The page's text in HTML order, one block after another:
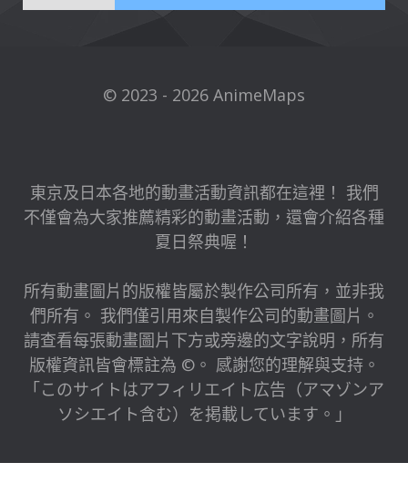
© 2023 - 2026 AnimeMaps
東京及日本各地的動畫活動資訊都在這裡！ 我們
不僅會為大家推薦精彩的動畫活動，還會介紹各種
夏日祭典喔！
所有動畫圖片的版權皆屬於製作公司所有，並非我
們所有。 我們僅引用來自製作公司的動畫圖片。
請查看每張動畫圖片下方或旁邊的文字說明，所有
版權資訊皆會標註為 ©。 感謝您的理解與支持。
「このサイトはアフィリエイト広告（アマゾンア
ソシエイト含む）を掲載しています。」